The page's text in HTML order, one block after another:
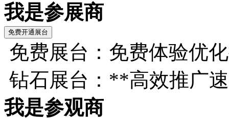
我是参展商
免费展台：免费体验优
钻石展台：**高效推广
我是参观商